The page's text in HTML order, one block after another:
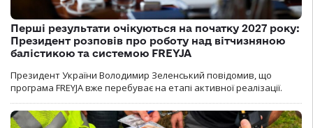
Перші результати очікуються на початку 2027 року:
Президент розповів про роботу над вітчизняною
балістикою та системою FREYJA
Президент України Володимир Зеленський повідомив, що
програма FREYJA вже перебуває на етапі активної реалізації.